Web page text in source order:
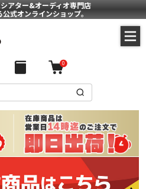
アター&オーディオ専門店
式オンラインショップ。
0